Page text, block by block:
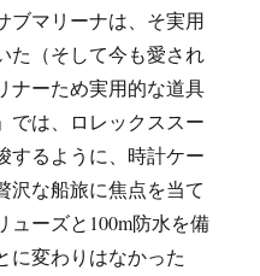
ブマリーナは、そ実用
た（そして今も愛され
ナーため実用的な道具
では、ロレックススー
するように、時計ケー
沢な船旅に焦点を当て
ューズと100m防水を備
に変わりはなかった